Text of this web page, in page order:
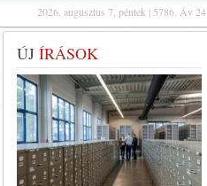
2026. augusztus 7, péntek | 5786. Áv 24
ÚJ ÍRÁSOK